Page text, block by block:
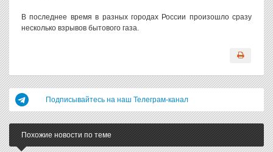
В последнее время в разных городах России произошло сразу
несколько взрывов бытового газа.
Подписывайтесь на наш Телеграм-канал
Похожие новости по теме